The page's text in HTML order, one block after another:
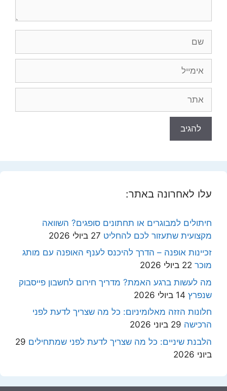
עלו לאחרונה באתר:
חיתולים למבוגרים או תחתונים סופגים? השוואה
מקצועית שתעזור לכם להחליט 27 ביולי 2026
זכיינות אופנה – הדרך להיכנס לענף האופנה עם מותג
מוכר 22 ביולי 2026
מה לעשות ברגע האמת? מדריך חירום לחשבון פייסבוק
שנפרץ 14 ביולי 2026
חלונות הזזה מאלומיניום: כל מה שצריך לדעת לפני
הרכישה 29 ביוני 2026
הלבנת שיניים: כל מה שצריך לדעת לפני שמתחילים 29
ביוני 2026